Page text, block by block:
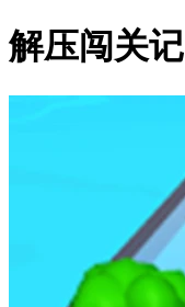
解压闯关记